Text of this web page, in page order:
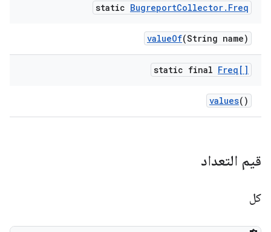
static BugreportCollector. Freq
valueOf(String name)
static final Freq[]
values()
قيم التعداد
كل